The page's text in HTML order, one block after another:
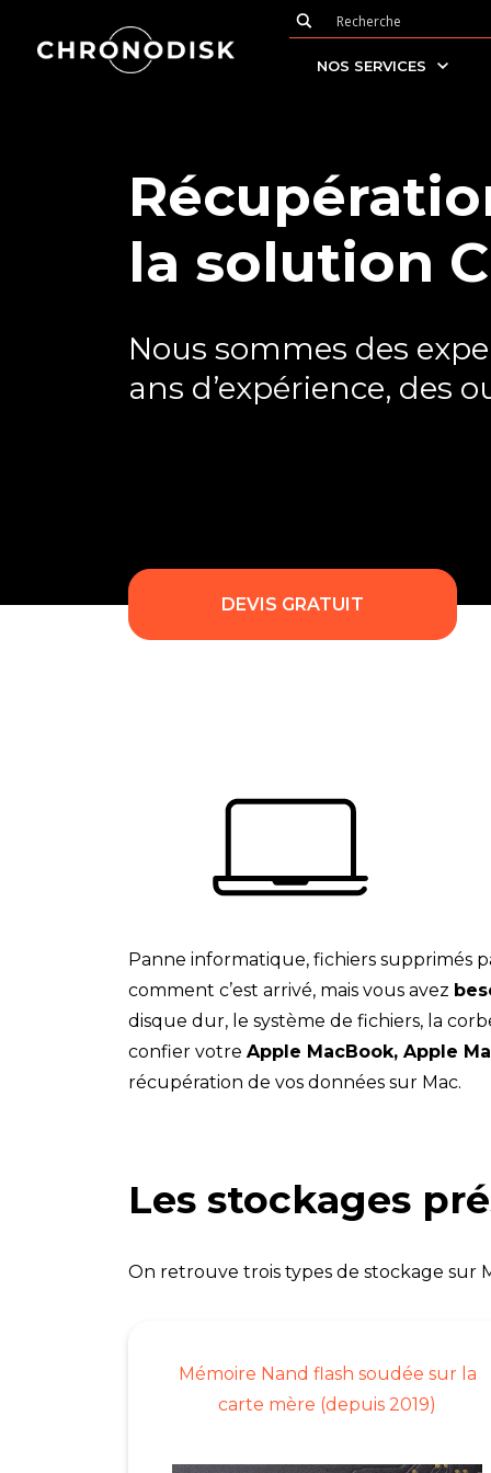
NOS SERVICES
la solution
Nous sommes des
ans d’expérience, des
DEVIS GRATUIT
Panne informatique, fichiers supprimés
comment c’est arrivé, mais vous avez
disque dur, le système de fichiers, la
confier votre Apple MacBook, Apple
récupération de vos données sur Mac.
Les stockages
On retrouve trois types de stockage sur
Mémoire Nand flash soudée sur la
carte mère (depuis 2019)